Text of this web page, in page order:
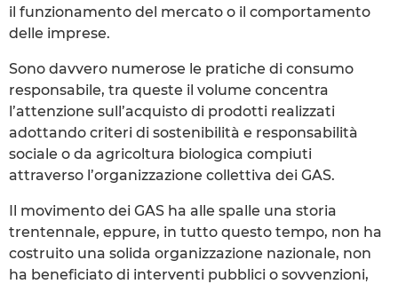
il funzionamento del mercato o il comportamento
delle imprese.
Sono davvero numerose le pratiche di consumo
responsabile, tra queste il volume concentra
l’attenzione sull’acquisto di prodotti realizzati
adottando criteri di sostenibilità e responsabilità
sociale o da agricoltura biologica compiuti
attraverso l’organizzazione collettiva dei GAS.
Il movimento dei GAS ha alle spalle una storia
trentennale, eppure, in tutto questo tempo, non ha
costruito una solida organizzazione nazionale, non
ha beneficiato di interventi pubblici o sovvenzioni,